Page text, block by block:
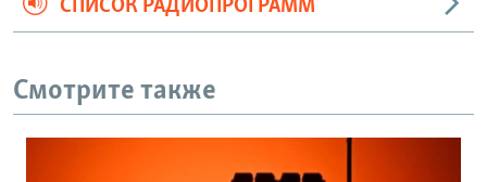
СПИСОК РАДИОПРОГРАММ
Смотрите также